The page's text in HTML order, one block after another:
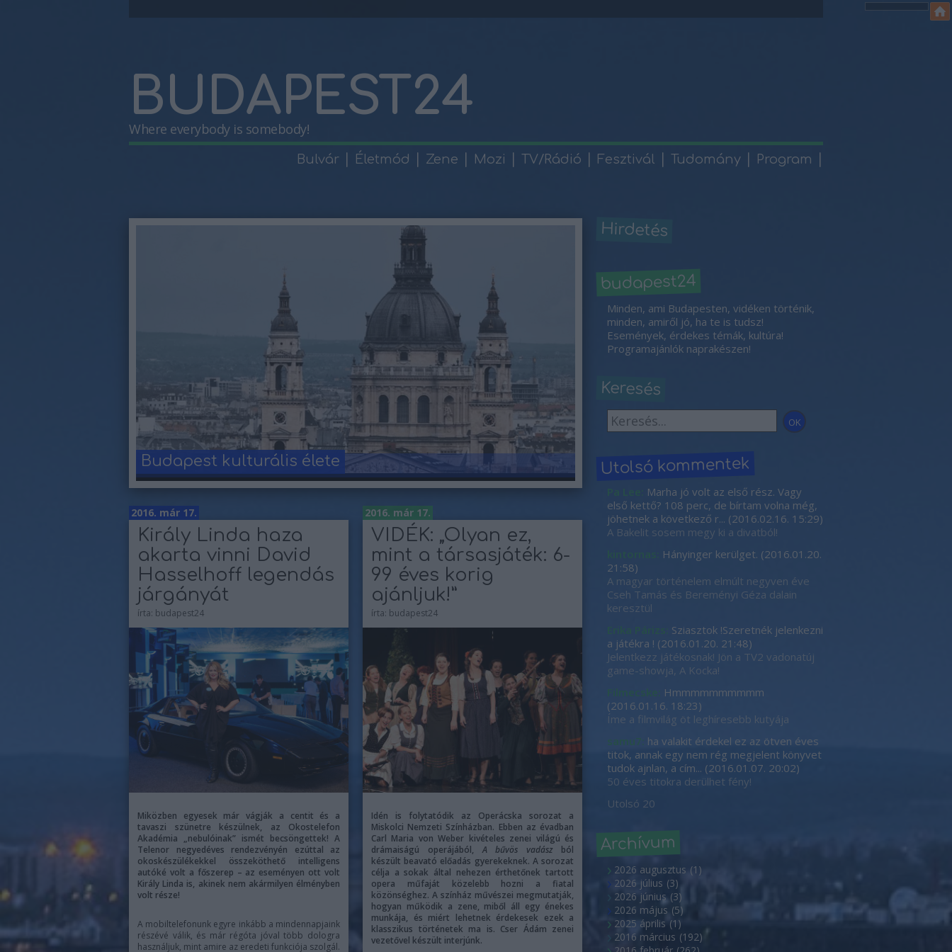
BUDAPEST24
Where everybody is somebody!
Bulvár Életmód Zene Mozi TV/Rádió Fesztivál Tudomány Program
Budapest kulturális élete
2016. már 17.
Király Linda haza
akarta vinni David
Hasselhoff legendás
járgányát
írta: budapest24
Miközben egyesek már vágják a centit és a
tavaszi szünetre készülnek, az Okostelefon
Akadémia „nebulóinak” ismét becsöngettek! A
Telenor negyedéves rendezvényén ezúttal az
okoskészülékekkel összeköthető intelligens
autóké volt a főszerep – az eseményen ott volt
Király Linda is, akinek nem akármilyen élményben
volt része!
A mobiltelefonunk egyre inkább a mindennapjaink
részévé válik, és már régóta jóval több dologra
használjuk, mint amire az eredeti funkciója szolgál.
2016. már 17.
VIDÉK: „Olyan ez,
mint a társasjáték: 6-
99 éves korig
ajánljuk!”
írta: budapest24
Idén is folytatódik az Operácska sorozat a
Miskolci Nemzeti Színházban. Ebben az évadban
Carl Maria von Weber kivételes zenei világú és
drámaiságú operájából, A bűvös vadász ból
készült beavató előadás gyerekeknek. A sorozat
célja a sokak által nehezen érthetőnek tartott
opera műfaját közelebb hozni a fiatal
közönséghez. A színház művészei megmutatják,
hogyan működik a zene, miből áll egy énekes
munkája, és miért lehetnek érdekesek ezek a
klasszikus történetek ma is. Cser Ádám zenei
vezetővel készült interjúnk.
Hirdetés
budapest24
Minden, ami Budapesten, vidéken történik,
minden, amiről jó, ha te is tudsz!
Események, érdekes témák, kultúra!
Programajánlók naprakészen!
Keresés
Utolsó kommentek
Marha jó volt az első rész. Vagy
első kettő? 108 perc, de bírtam volna még,
jöhetnek a következő r... (2016.02.16. 15:29)
A Bakelit sosem megy ki a divatból!
Hányinger kerülget. (2016.01.20.
21:58)
A magyar történelem elmúlt negyven éve
Cseh Tamás és Bereményi Géza dalain
keresztül
Sziasztok !Szeretnék jelenkezni
a játékra ! (2016.01.20. 21:48)
Jelentkezz játékosnak! Jön a TV2 vadonatúj
game-showja, A Kocka!
Filmecske:
Hmmmmmmmmmm
(2016.01.16. 18:23)
Íme a filmvilág öt leghíresebb kutyája
samu7: ha valakit érdekel ez az ötven éves
titok, annak egy nem rég megjelent könyvet
tudok ajnlan, a cím... (2016.01.07. 20:02)
50 éves titokra derülhet fény!
Utolsó 20
Archívum
2026 augusztus (1 )
2026 július (3)
2026 június (3)
2026 május (5)
2025 április (1 )
2016 március (192)